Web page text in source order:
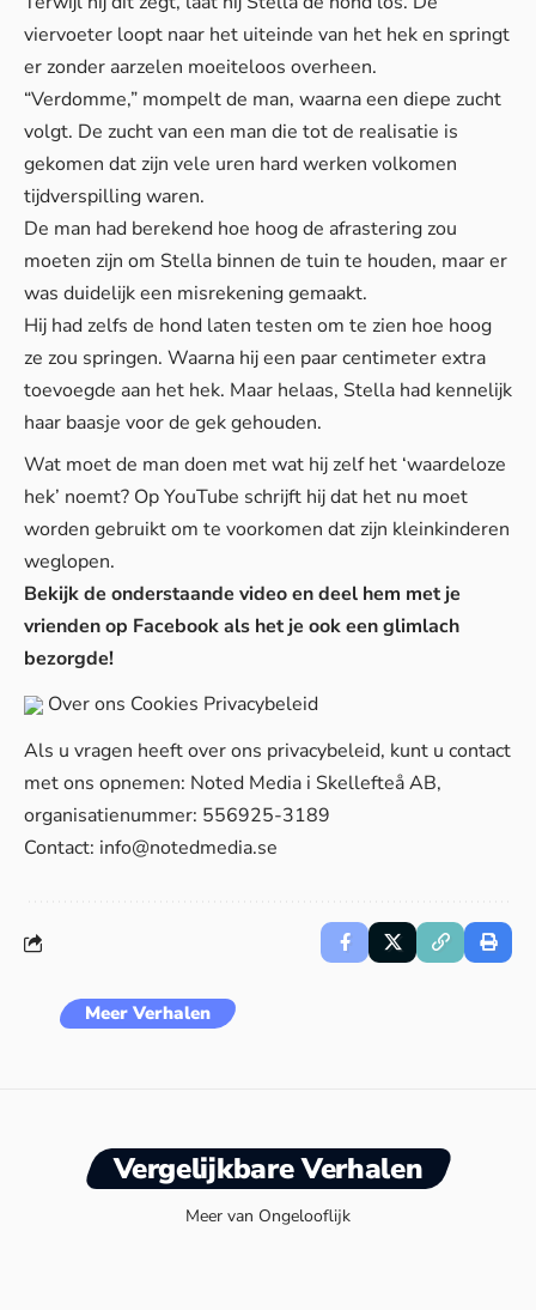
viervoeter loopt naar het uiteinde van het hek en springt
er zonder aarzelen moeiteloos overheen.
“Verdomme,” mompelt de man, waarna een diepe zucht
volgt. De zucht van een man die tot de realisatie is
gekomen dat zijn vele uren hard werken volkomen
tijdverspilling waren.
De man had berekend hoe hoog de afrastering zou
moeten zijn om Stella binnen de tuin te houden, maar er
was duidelijk een misrekening gemaakt.
Hij had zelfs de hond laten testen om te zien hoe hoog
ze zou springen. Waarna hij een paar centimeter extra
toevoegde aan het hek. Maar helaas, Stella had kennelijk
haar baasje voor de gek gehouden.
Wat moet de man doen met wat hij zelf het ‘waardeloze
hek’ noemt? Op YouTube schrijft hij dat het nu moet
worden gebruikt om te voorkomen dat zijn kleinkinderen
weglopen.
Bekijk de onderstaande video en deel hem met je
vrienden op Facebook als het je ook een glimlach
bezorgde!
Over ons Cookies Privacybeleid
Als u vragen heeft over ons privacybeleid, kunt u contact
met ons opnemen: Noted Media i Skellefteå AB,
organisatienummer: 556925-3189
Contact: info@notedmedia.se
Meer Verhalen
Vergelijkbare Verhalen
Meer van Ongelooflijk